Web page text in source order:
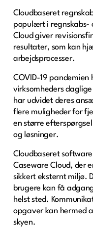
Cloudbaseret
populært i regnskabs-
Cloud giver
resultater, som kan
arbejdsprocesser.
COVID-19
virksomheders
har udvidet deres
flere muligheder for
en større
og løsninger.
Cloudbaseret
Caseware Cloud, der
sikkert eksternt miljø.
brugere kan få
helst sted.
opgaver kan hermed
skyen.